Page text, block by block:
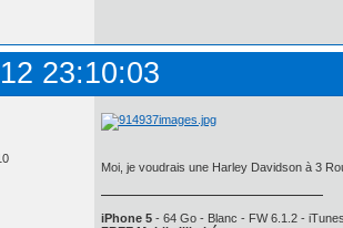
23:10:03
Moi, je voudrais une Harley Davidson à 3
iPhone 5- 64 Go - Blanc - FW 6.1.2 -